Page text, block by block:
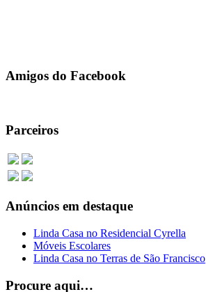
Amigos do Facebook
Parceiros
Anúncios em destaque
Linda Casa no Residencial Cyrella
Móveis Escolares
Linda Casa no Terras de São Francisco
Procure aqui…